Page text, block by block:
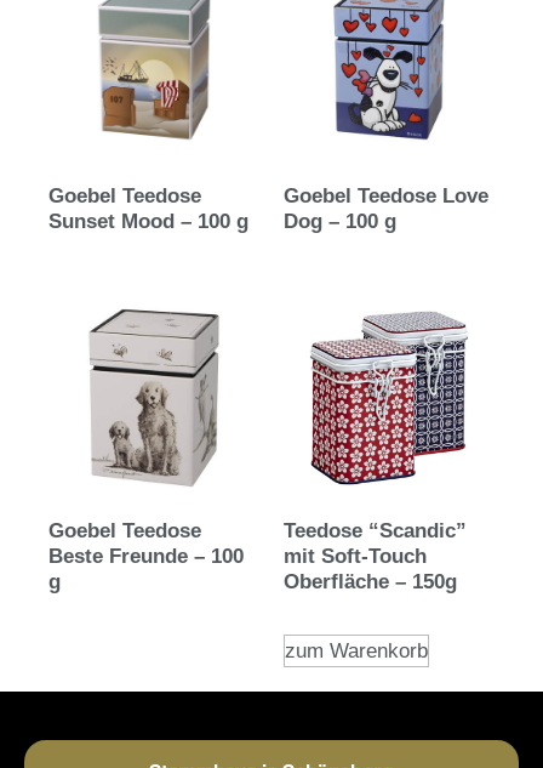
Goebel Teedose
Sunset Mood – 100 g
Goebel Teedose Love
Dog – 100 g
Goebel Teedose
Beste Freunde – 100
g
Teedose “Scandic”
mit Soft-Touch
Oberfläche – 150g
zum Warenkorb